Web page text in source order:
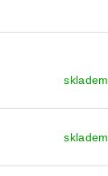
skladem
skladem